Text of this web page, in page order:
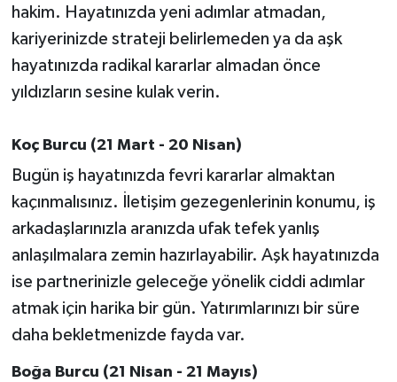
hakim. Hayatınızda yeni adımlar atmadan,
kariyerinizde strateji belirlemeden ya da aşk
hayatınızda radikal kararlar almadan önce
yıldızların sesine kulak verin.
Koç Burcu (21 Mart - 20 Nisan)
Bugün iş hayatınızda fevri kararlar almaktan
kaçınmalısınız. İletişim gezegenlerinin konumu, iş
arkadaşlarınızla aranızda ufak tefek yanlış
anlaşılmalara zemin hazırlayabilir. Aşk hayatınızda
ise partnerinizle geleceğe yönelik ciddi adımlar
atmak için harika bir gün. Yatırımlarınızı bir süre
daha bekletmenizde fayda var.
Boğa Burcu (21 Nisan - 21 Mayıs)
Manyas
OLAY
OTOMOTİV
Resmi İlanlar
SAĞLIK
Savaştepe
SEYAHAT
SİYASET